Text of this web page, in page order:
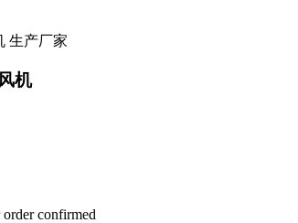
机
order confirmed